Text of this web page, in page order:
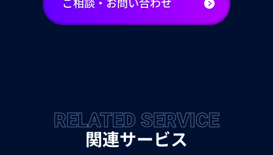
RELATED SERVICE
関連サービス